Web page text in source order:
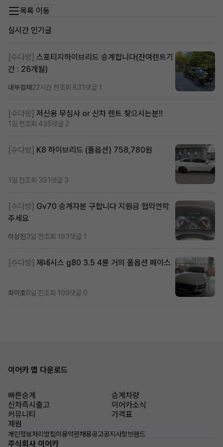
목록 이동
실시간 인기글
[수다방] 스포티지하이브리드 승계합니다(잔여렌트기
간 : 26개월)
내부결재22시간 전조회 831 댓글 1
[수다방] 저신용 무심사 or 신차 렌트 찾으시는분!!
1일 전조회 435댓글 2
[수다방] K8 하이브리드 (풀옵션) 758,780원
1일 전조회 391 댓글 3
[수다방] Gv70 승계자분 구합니다 지원금 협의연락
주세요
이상진3일 전조회 193댓글 1
[수다방] 제네시스 g80 3.5 4륜 거의 풀옵션 페이스
최이호6일 전조회 109댓글 0
이어카 앱 다운로드
빠른승계
승계차량
신차즉시출고
이어카소식
커뮤니티
가격표
제원
개인정보처리방침이용약관채용공고공지사항브랜드
주식회사 이어카